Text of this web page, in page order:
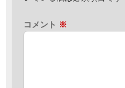
コメント ※